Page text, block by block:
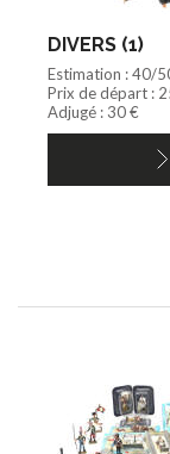
DIVERS (1)
Estimation : 40/
Prix de départ :
Adjugé : 30 €